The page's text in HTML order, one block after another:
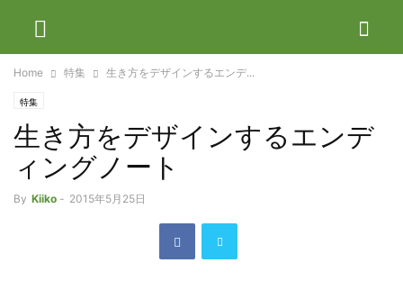
Home 特集 生き方をデザインするエンデ...
特集
生き方をデザインするエンデ
ィングノート
By Kiiko - 2015年5月25日